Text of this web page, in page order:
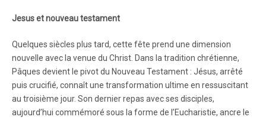
Jesus et nouveau testament
Quelques siècles plus tard, cette fête prend une dimension
nouvelle avec la venue du Christ. Dans la tradition chrétienne,
Pâques devient le pivot du Nouveau Testament : Jésus, arrêté
puis crucifié, connaît une transformation ultime en ressuscitant
au troisième jour. Son dernier repas avec ses disciples,
aujourd’hui commémoré sous la forme de l’Eucharistie, ancre le